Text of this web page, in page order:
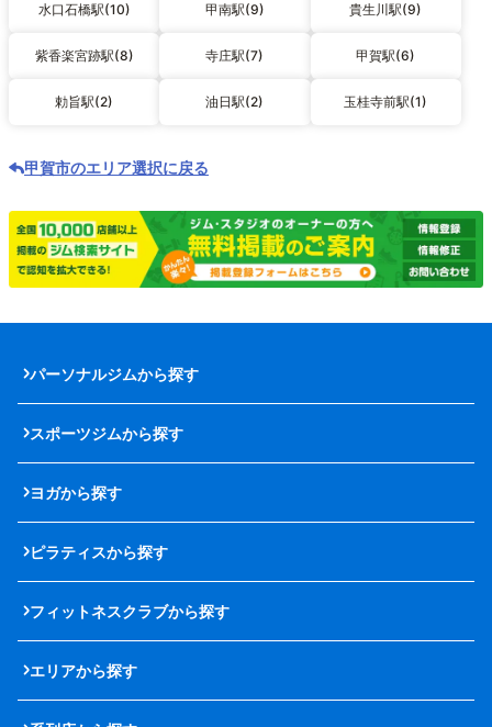
水口石橋駅(10) 甲南駅(9) 貴生川駅(9)
紫香楽宮跡駅(8) 寺庄駅(7) 甲賀駅(6)
勅旨駅(2) 油日駅(2) 玉桂寺前駅(1)
甲賀市のエリア選択に戻る
パーソナルジムから探す
スポーツジムから探す
ヨガから探す
ピラティスから探す
フィットネスクラブから探す
エリアから探す